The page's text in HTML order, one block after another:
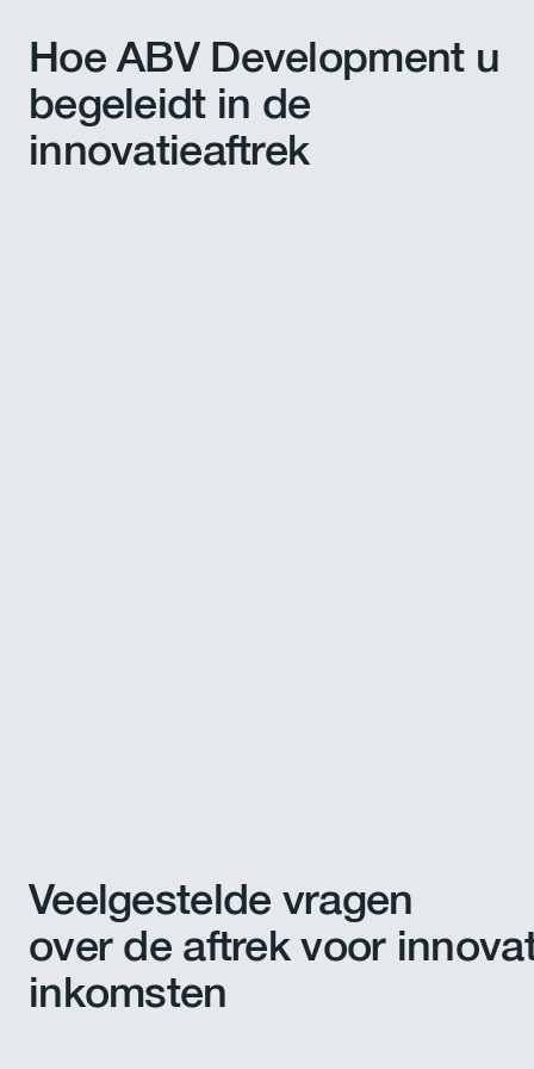
Hoe ABV Development u
begeleidt in de
innovatieaftrek
Veelgestelde vragen
over de aftrek voor
inkomsten